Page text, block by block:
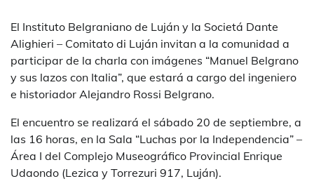
El Instituto Belgraniano de Luján y la Societá Dante
Alighieri – Comitato di Luján invitan a la comunidad a
participar de la charla con imágenes “Manuel Belgrano
y sus lazos con Italia”, que estará a cargo del ingeniero
e historiador Alejandro Rossi Belgrano.
El encuentro se realizará el sábado 20 de septiembre, a
las 16 horas, en la Sala “Luchas por la Independencia” –
Área I del Complejo Museográfico Provincial Enrique
Udaondo (Lezica y Torrezuri 917, Luján).